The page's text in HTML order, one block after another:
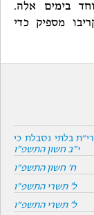
בימים אלה.
מספיק כדי
בלתי נסבלת כי
י"ב חשון התשפ"ו
ח' חשון התשפ"ו
ל' תשרי התשפ"ו
ל' תשרי התשפ"ו